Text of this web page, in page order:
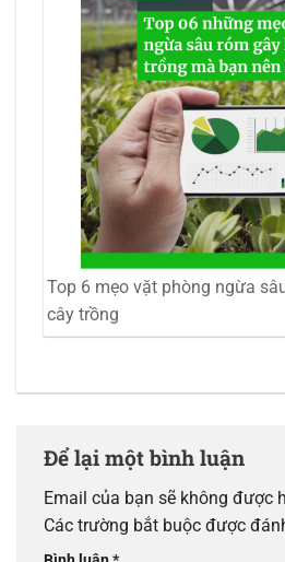
Top 6 mẹo vặt phòng ngừa
cây trồng
Để lại một bình luận
Email của bạn sẽ không được
Các trường bắt buộc được